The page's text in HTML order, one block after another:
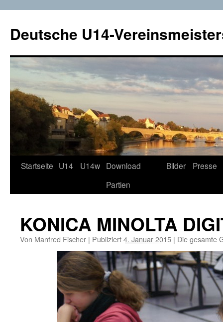
Deutsche U14-
Zum
Startseite U14 U14w Download
Partien
Bilder Presse
KONICA MINOLTA
Von Manfred Fischer | Publiziert4. Januar 2015 | Die gesamte